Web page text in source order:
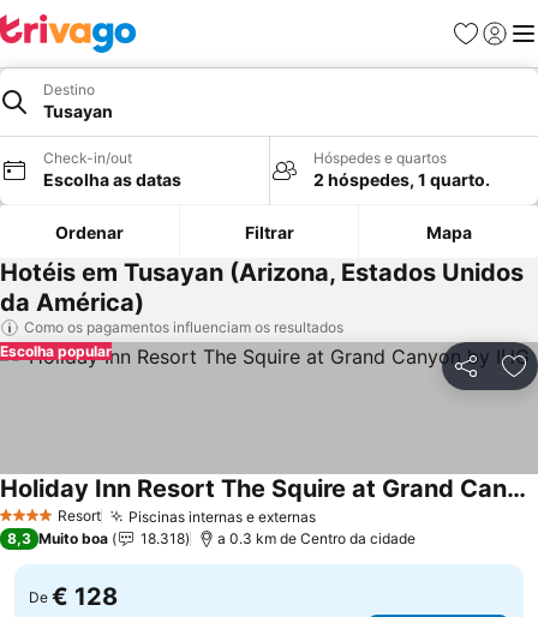
Favoritos
Iniciar
Destino
Tusayan
Check-in/out
Escolha as datas
Hóspedes e quartos
2 hóspedes, 1 quarto.
Ordenar Filtrar Mapa
Hotéis em Tusayan (Arizona, Estados Unidos
da América)
Como os pagamentos influenciam os resultados
Partilhar
Escolha popular
4 EstrelasResort Piscinas internas e externasVer preços
Holiday Inn Resort The Squire at Grand Canyon by IHG
Ver preços
8,3 Muito boa 18.318 a 0.3 km de Centro da cidade
De € 128